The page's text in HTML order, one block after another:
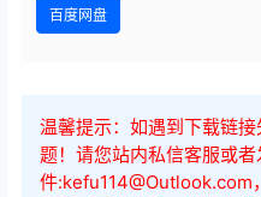
百度网盘
温馨提示：如遇到下载链
题！请您站内私信客服或者
件:kefu114@Outlook.com